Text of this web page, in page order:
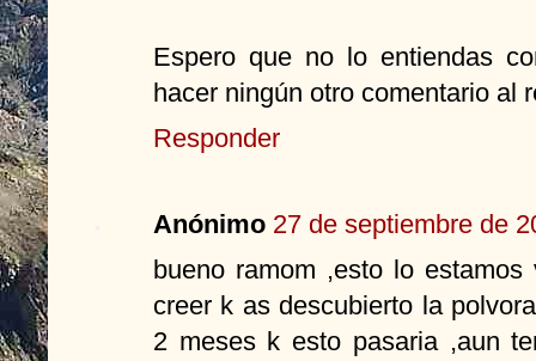
Espero que no lo entiendas
hacer ningún otro comentario al
Responder
Anónimo 27 de septiembre de
bueno ramom ,esto lo
creer k as descubierto la
2 meses k esto pasaria ,aun